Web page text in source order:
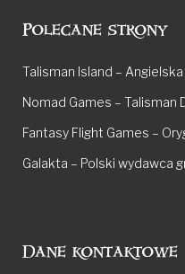
Polecane strony
Talisman Island –
Nomad Games – Talisman
Fantasy Flight Games –
Galakta – Polski wydawca
Dane kontaktowe